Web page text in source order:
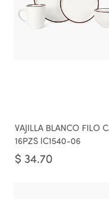
VAJILLA BLANCO FILO
16PZS IC1540-06
$ 34.70